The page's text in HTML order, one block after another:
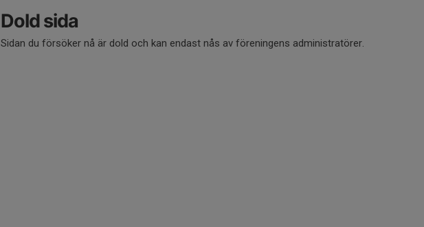
Dold sida
Sidan du försöker nå är dold och kan endast nås av föreningens administratörer.